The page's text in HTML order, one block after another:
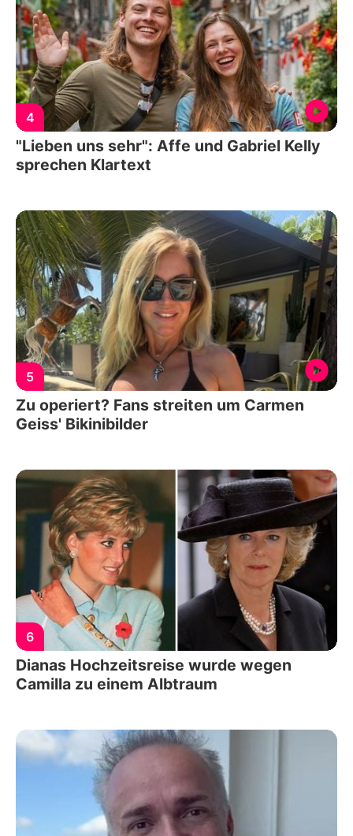
4
"Lieben uns sehr": Affe und Gabriel Kelly
sprechen Klartext
5
Zu operiert? Fans streiten um Carmen
Geiss' Bikinibilder
6
Dianas Hochzeitsreise wurde wegen
Camilla zu einem Albtraum